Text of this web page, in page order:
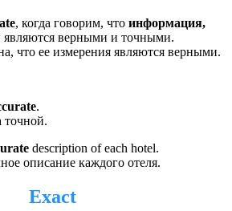
, когда говорим, что информация,
являются верными и точными.
что ее измерения являются верными.
.
description of each hotel.
описание каждого отеля.
Exact